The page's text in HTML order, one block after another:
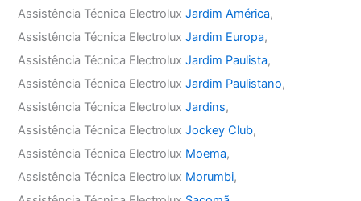
Assistência Técnica ElectroluxJardim América,
Assistência Técnica ElectroluxJardim Europa,
Assistência Técnica ElectroluxJardim Paulista,
Assistência Técnica ElectroluxJardim Paulistano,
Assistência Técnica ElectroluxJardins,
Assistência Técnica ElectroluxJockey Club,
Assistência Técnica Electrolux Moema,
Assistência Técnica Electrolux Morumbi,